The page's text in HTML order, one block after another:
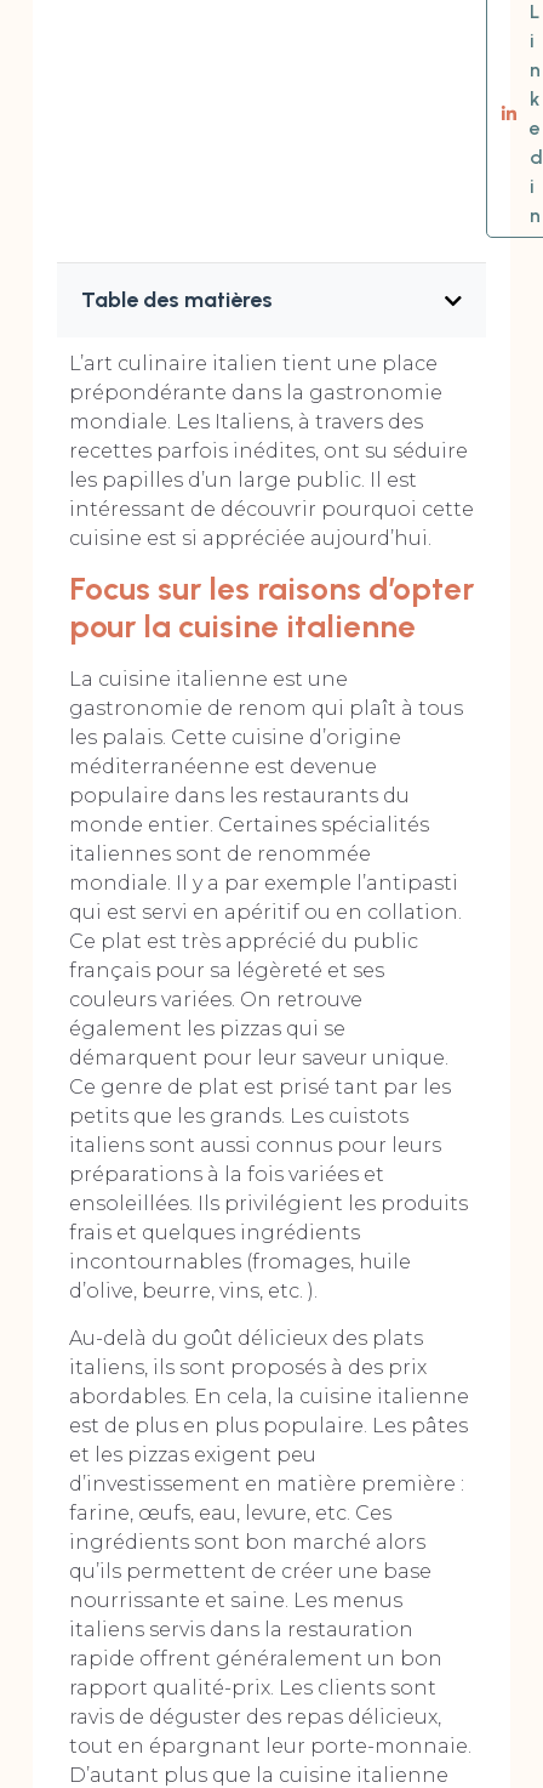
L
i
n
k
e
d
i
n
Table des matières
L’art culinaire italien tient une place
prépondérante dans la gastronomie
mondiale. Les Italiens, à travers des
recettes parfois inédites, ont su séduire
les papilles d’un large public. Il est
intéressant de découvrir pourquoi cette
cuisine est si appréciée aujourd’hui.
Focus sur les raisons d’opter
pour la cuisine italienne
La cuisine italienne est une
gastronomie de renom qui plaît à tous
les palais. Cette cuisine d’origine
méditerranéenne est devenue
populaire dans les restaurants du
monde entier. Certaines spécialités
italiennes sont de renommée
mondiale. Il y a par exemple l’antipasti
qui est servi en apéritif ou en collation.
Ce plat est très apprécié du public
français pour sa légèreté et ses
couleurs variées. On retrouve
également les pizzas qui se
démarquent pour leur saveur unique.
Ce genre de plat est prisé tant par les
petits que les grands. Les cuistots
italiens sont aussi connus pour leurs
préparations à la fois variées et
ensoleillées. Ils privilégient les produits
frais et quelques ingrédients
incontournables (fromages, huile
d’olive, beurre, vins, etc. ).
Au-delà du goût délicieux des plats
italiens, ils sont proposés à des prix
abordables. En cela, la cuisine italienne
est de plus en plus populaire. Les pâtes
et les pizzas exigent peu
d’investissement en matière première :
farine, œufs, eau, levure, etc. Ces
ingrédients sont bon marché alors
qu’ils permettent de créer une base
nourrissante et saine. Les menus
italiens servis dans la restauration
rapide offrent généralement un bon
rapport qualité-prix. Les clients sont
ravis de déguster des repas délicieux,
tout en épargnant leur porte-monnaie.
D’autant plus que la cuisine italienne